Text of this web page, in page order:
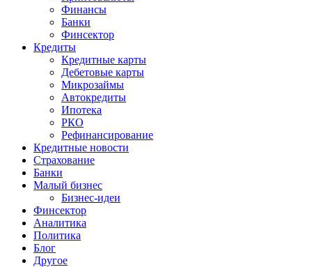
Финансы
Банки
Финсектор
Кредиты
Кредитные карты
Дебетовые карты
Микрозаймы
Автокредиты
Ипотека
РКО
Рефинансирование
Кредитные новости
Страхование
Банки
Малый бизнес
Бизнес-идеи
Финсектор
Аналитика
Политика
Блог
Другое